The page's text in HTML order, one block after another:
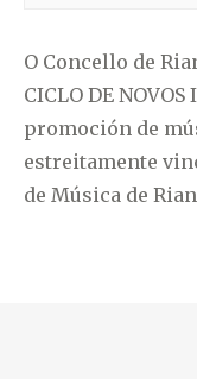
O Concello de
CICLO DE
promoción de
estreitamente
de Música de